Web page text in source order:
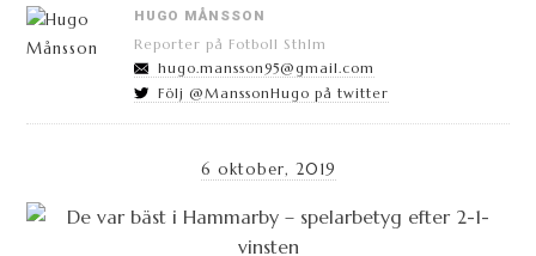
HUGO MÅNSSON
Reporter på Fotboll Sthlm
hugo.mansson95@gmail.com
Följ @ManssonHugo på twitter
6 oktober, 2019